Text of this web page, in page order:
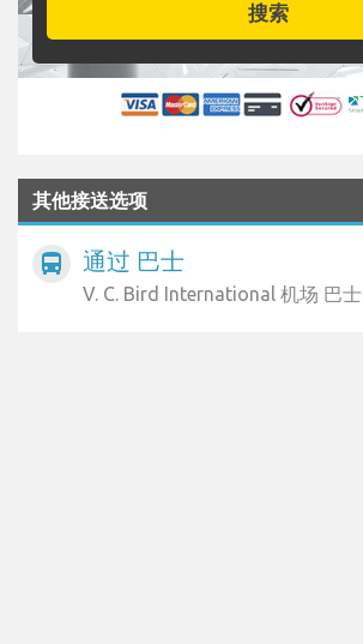
搜索
其他接送选项
directions_bus 通过 巴士
V. C. Bird International 机场 巴士